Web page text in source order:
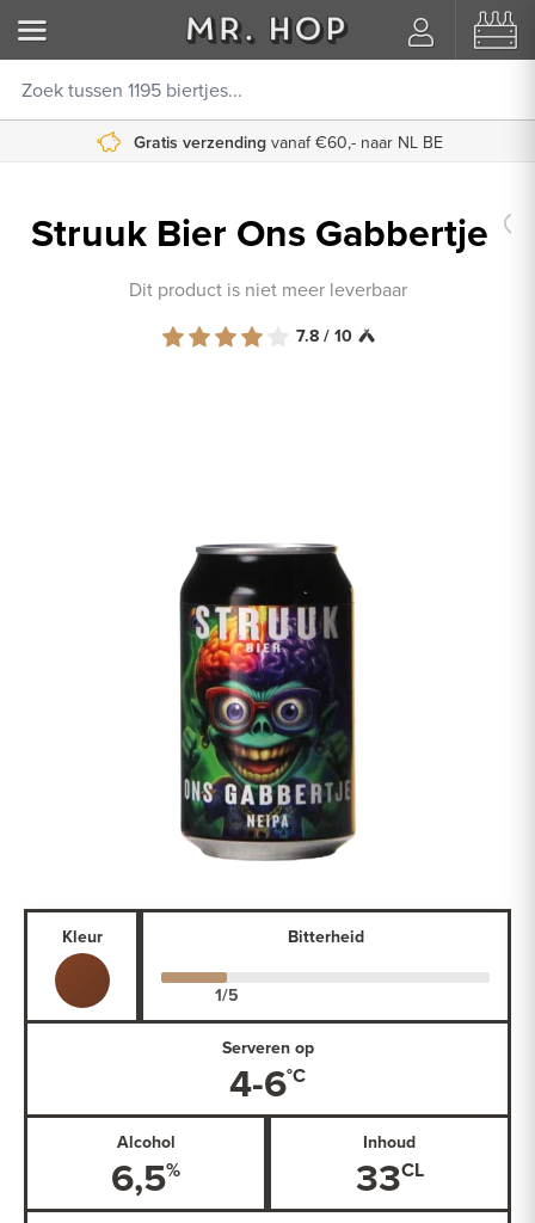
Gratis verzending vanaf €60,- naar NL BE
Struuk Bier Ons Gabbertje
Dit product is niet meer leverbaar
7.8 / 10
Kleur Bitterheid
Serveren op
4-6
Alcohol
6,5
Inhoud
33